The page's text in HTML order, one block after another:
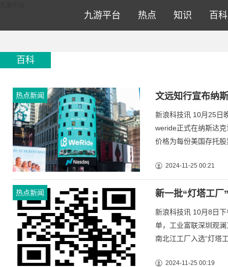
九游平台 热点 知识 百科
百科
热点新闻 文远知行宣布纳
新浪科技讯 10月25日
weride正式在纳斯达
价格为每份美国存托
2024-11-25 00:21
热点新闻 新一批“灯塔工厂
新浪科技讯 10月8日
单，工业富联深圳观
南北江工厂入选“灯塔
2024-11-25 00:19